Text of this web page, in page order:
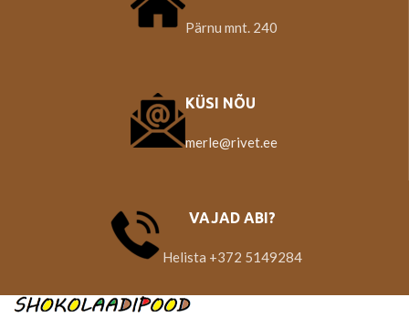
kasta krõps kastmesse ning
naudi. Päritolumaa: Soome
Pärnu mnt. 240
KÜSI NÕU
merle@rivet.ee
VAJAD ABI?
Helista +372 5149284